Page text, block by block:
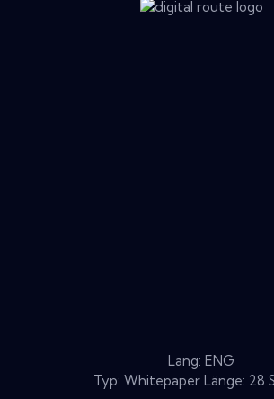
Lang: ENG
Typ: Whitepaper Länge: 28